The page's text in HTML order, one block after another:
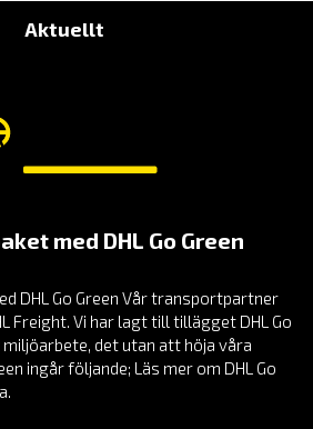
Aktuellt
med DHL Go Green
DHL Go Green Vår transportpartner
Freight. Vi har lagt till tillägget DHL Go
miljöarbete, det utan att höja våra
ingår följande; Läs mer om DHL Go